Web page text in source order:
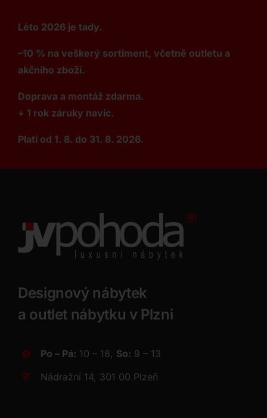
Léto 2026 je tady.
–10 % na veškerý sortiment, včetně outletu a
akčního zboží.
Doprava a montáž zdarma.
+ 1 rok záruky navíc.
Platí od 1. 8. do 31. 8. 2026.
Designový nábytek
a outlet nábytku v Plzni
Po – Pá: 10 – 18, So: 9 – 13
Nádražní 14, 301 00 Plzeň